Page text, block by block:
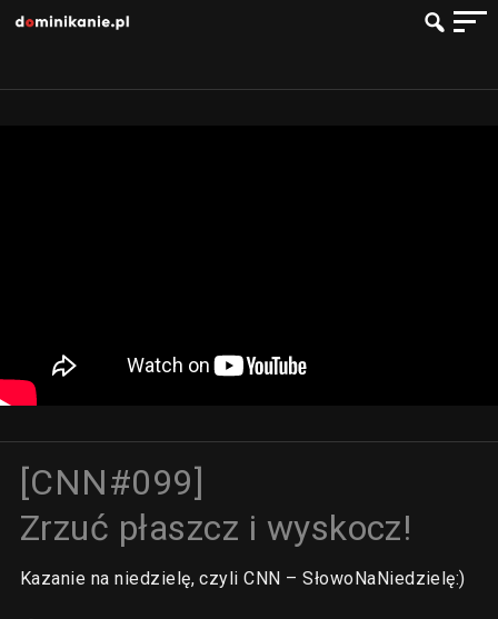
[CNN#099]
Zrzuć płaszcz i wyskocz!
Kazanie na niedzielę, czyli CNN – SłowoNaNiedzielę:)